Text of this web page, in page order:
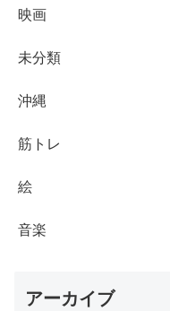
映画
未分類
沖縄
筋トレ
絵
音楽
アーカイブ